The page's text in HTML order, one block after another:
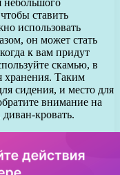
ставить
использовать
он может стать
к вам придут
скамью, в
хранения. Таким
сидения, и место для
внимание на
кровать.